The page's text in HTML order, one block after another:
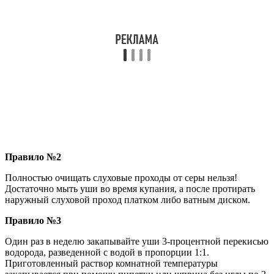
Правило №2
Полностью очищать слуховые проходы от серы нельзя!
Достаточно мыть уши во время купания, а после протирать
наружный слуховой проход платком либо ватным диском.
Правило №3
Один раз в неделю закапывайте уши 3-процентной перекисью
водорода, разведенной с водой в пропорции 1:1.
Приготовленный раствор комнатной температуры